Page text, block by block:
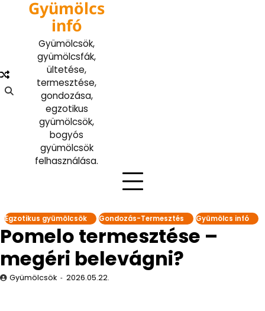
Gyümölcs
infó
Gyümölcsök,
gyümölcsfák,
ültetése,
termesztése,
gondozása,
egzotikus
gyümölcsök,
bogyós
gyümölcsök
felhasználása.
Egzotikus gyümölcsök Gondozás-Termesztés Gyümölcs infó
Pomelo termesztése –
megéri belevágni?
Gyümölcsök 2026.05.22.